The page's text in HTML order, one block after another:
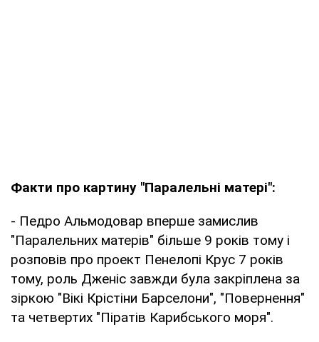
Факти про картину "Паралельні матері":
- Педро Альмодовар вперше замислив
"Паралельних матерів" більше 9 років тому і
розповів про проект Пенелопі Крус 7 років
тому, роль Дженіс завжди була закріплена за
зіркою "Вікі Крістіни Барселони", "Повернення"
та четвертих "Піратів Карибського моря".